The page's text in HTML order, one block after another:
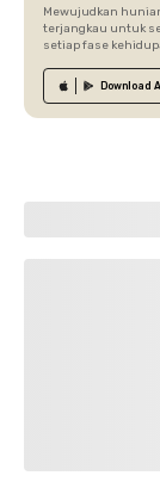
Mewujudkan
terjangkau untuk
setiap fase
Download